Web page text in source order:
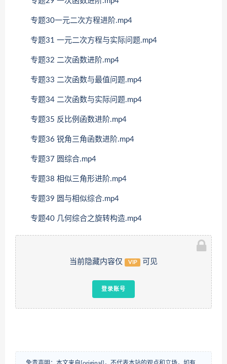
专题30一元二次方程进阶.mp4
专题31 一元二次方程与实际问题.mp4
专题32 二次函数进阶.mp4
专题33 二次函数与最值问题.mp4
专题34 二次函数与实际问题.mp4
专题35 反比例函数进阶.mp4
专题36 锐角三角函数进阶.mp4
专题37 圆综合.mp4
专题38 相似三角形进阶.mp4
专题39 圆与相似综合.mp4
专题40 几何综合之旋转构造.mp4
当前隐藏内容仅 VIP 可见
登录账号